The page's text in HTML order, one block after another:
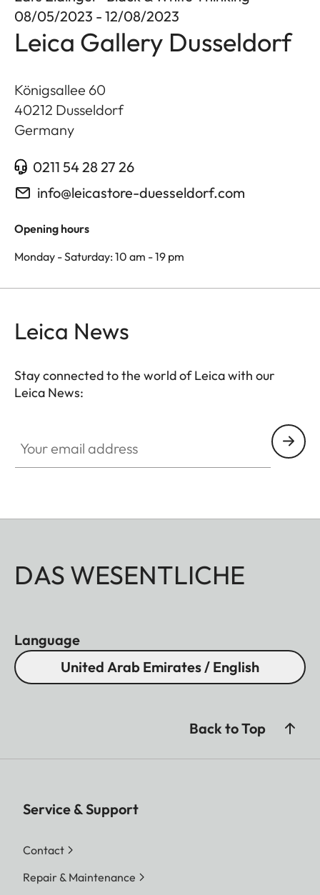
08/05/2023 - 12/08/2023
Leica Gallery Dusseldorf
Königsallee 60
40212 Dusseldorf
Germany
0211 54 28 27 26
info@leicastore-duesseldorf.com
Opening hours
Monday - Saturday: 10 am - 19 pm
Leica News
Stay connected to the world of Leica with our
Leica News:
DAS WESENTLICHE
Language
United Arab Emirates / English
Back to Top
Service & Support
Contact
Repair & Maintenance